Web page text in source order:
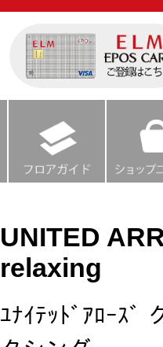
UNITED
relaxing
ﾕﾅｲﾃｯﾄﾞｱﾛｰｽﾞ